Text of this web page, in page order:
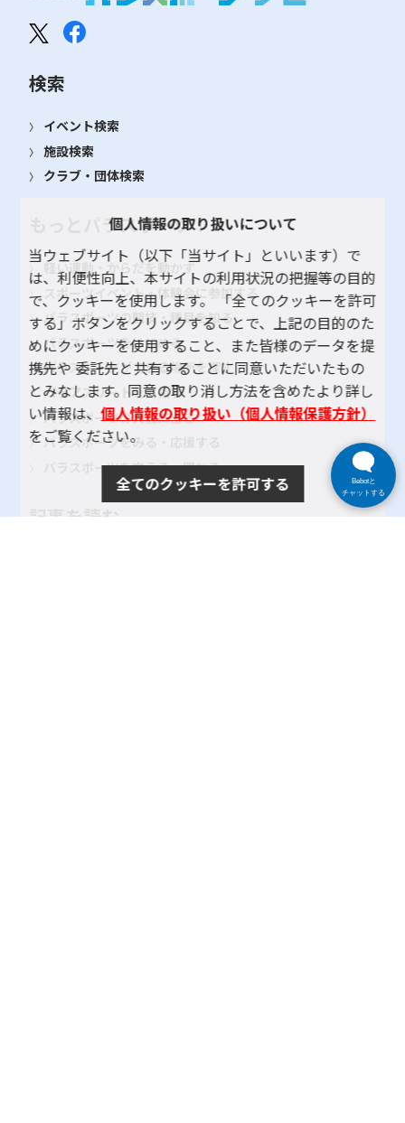
検索
イベント検索
施設検索
クラブ・団体検索
もっとパラスポーツ！
軽い運動・からだを動かす
スポーツイベント・体験会に参加する
パラスポーツの競技・種目を知る
パラスポーツをはじめる
パラスポーツができる場所を探す
パラアスリートを目指す
パラスポーツの大会に出る
パラスポーツをみる・応援する
パラスポーツを支える・関わる
記事を読む
個人情報の取り扱いについて
当ウェブサイト（以下「当サイト」といいます）で
は、利便性向上、本サイトの利用状況の把握等の目的
で、クッキーを使用します。 「全てのクッキーを許可
する」ボタンをクリックすることで、上記の目的のた
めにクッキーを使用すること、また皆様のデータを提
携先や 委託先と共有することに同意いただいたもの
とみなします。同意の取り消し方法を含めたより詳し
い情報は、個人情報の取り扱い（個人情報保護方針）
をご覧ください。
全てのクッキーを許可する
Bebotと
チャットする